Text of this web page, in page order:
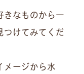
きなものから一
つけてみてくだ
メージから水